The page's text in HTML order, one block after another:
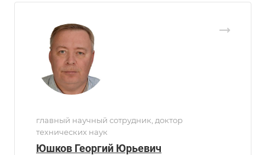
главный научный сотрудник, доктор
технических наук
Юшков Георгий Юрьевич